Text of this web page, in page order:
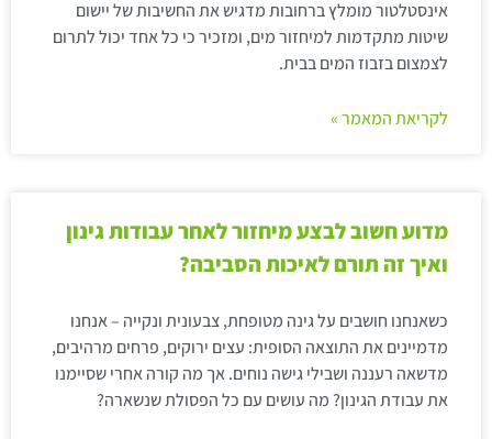
אינסטלטור מומלץ ברחובות מדגיש את החשיבות של יישום
שיטות מתקדמות למיחזור מים, ומזכיר כי כל אחד יכול לתרום
לצמצום בזבוז המים בבית.
לקריאת המאמר »
מדוע חשוב לבצע מיחזור לאחר עבודות גינון
ואיך זה תורם לאיכות הסביבה?
כשאנחנו חושבים על גינה מטופחת, צבעונית ונקייה – אנחנו
מדמיינים את התוצאה הסופית: עצים ירוקים, פרחים מרהיבים,
מדשאה רעננה ושבילי גישה נוחים. אך מה קורה אחרי שסיימנו
את עבודת הגינון? מה עושים עם כל הפסולת שנשארה?